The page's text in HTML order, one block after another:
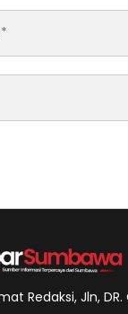
Redaksi, Jln,